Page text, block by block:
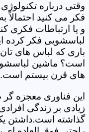
وقتی درباره
فکر می کنید
و یا ارتباطات فکری
لباسشویی فکر کرده
باری که لباس های
است؟ ماشین
های قرن بیستم است.
این فناوری معجزه گر
زیادی بر زندگی
گذاشته است.داشتن